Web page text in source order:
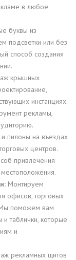
в любое
буквы из
подсветки или без
способ создания
крышных
инстанциях.
рекламы,
и пилоны на въездах
центров.
привлечения
Монтируем
офисов, торговых
Мы поможем вам
и таблички, которые
и
рекламных щитов